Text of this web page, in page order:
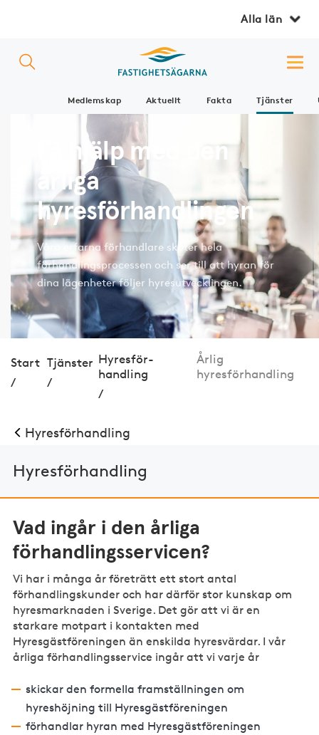
Alla län
Medlemskap Aktuellt Fakta Tjänster
Få hjälp med den
årliga
hyresförhandlingen
Våra erfarna förhandlare sköter hela
förhandlingsprocessen och ser till att hyran för
dina lägenheter följer hyresutvecklingen.
Start
/
Tjänster
/
Hyres­för­
handling
/
Årlig
hyresförhandling
Hyres­för­handling
Hyres­för­handling
Vad ingår i den årliga
förhandlingsservicen?
Vi har i många år företrätt ett stort antal
förhandlingskunder och har därför stor kunskap om
hyresmarknaden i Sverige. Det gör att vi är en
starkare motpart i kontakten med
Hyresgästföreningen än enskilda hyresvärdar. I vår
årliga förhandlingsservice ingår att vi varje år
skickar den formella framställningen om
hyreshöjning till Hyresgästföreningen
förhandlar hyran med Hyresgästföreningen